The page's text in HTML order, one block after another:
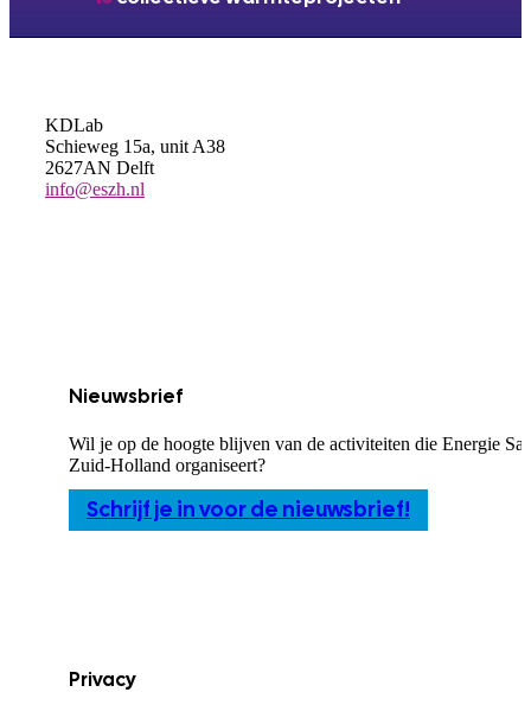
KDLab
Schieweg 15a, unit A38
2627AN Delft
info@eszh.nl
Nieuwsbrief
Wil je op de hoogte blijven van de activiteiten die Energie
Zuid-Holland organiseert?
Schrijf je in voor de nieuwsbrief!
Privacy